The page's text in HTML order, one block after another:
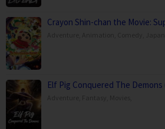
Crayon Shin-chan the Movie:
Elf Pig Conquered The Demons